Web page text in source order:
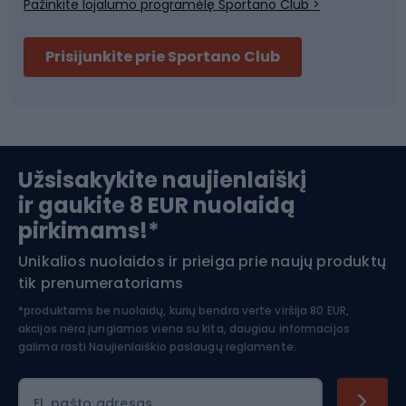
Slidinėjimas
Apranga žiemos sportui
Šiaurietiškas ėjimas
Pažinkite lojalumo programėlę Sportano Club >
Prisijunkite prie Sportano Club
Užsisakykite naujienlaiškį
ir gaukite 8 EUR nuolaidą
pirkimams!*
Unikalios nuolaidos ir prieiga prie naujų produktų
tik prenumeratoriams
*produktams be nuolaidų, kurių bendra vertė viršija 80 EUR,
akcijos nėra jungiamos viena su kita, daugiau informacijos
galima rasti Naujienlaiškio paslaugų reglamente.